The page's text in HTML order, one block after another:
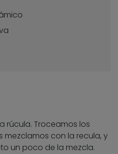
rúcula. Troceamos los
mezclamos con la recula, y
un poco de la mezcla.